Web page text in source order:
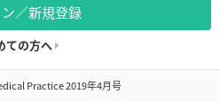
／新規登録
ての方へ
Practice 2019年4月号